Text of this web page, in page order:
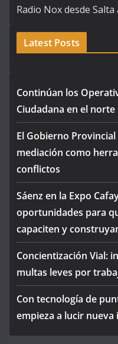
Radio Nox desde
Latest Posts
Continúan los
Ciudadana en el
El Gobierno
mediación como
conflictos
Sáenz en la Expo
oportunidades para
capaciten y
Concientización Vial:
multas leves por
Con tecnología de
empieza a lucir nueva